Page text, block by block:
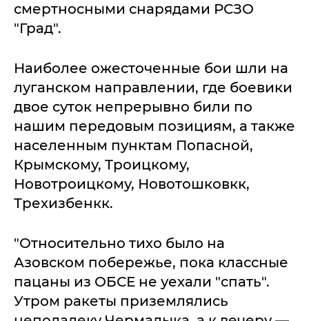
смертносными снарядами РСЗО
"Град".
Наиболее ожесточенные бои шли на
луганском направлении, где боевики
двое суток непрерывно били по
нашим передовым позициям, а также
населенным пунктам Попасной,
Крымскому, Троицкому,
Новотроицкому, Новотошковкк,
Трехизбенкк.
"Относительно тихо было на
Азовском побережье, пока классные
пацаны из ОБСЕ не уехали "спать".
Утром ракеты приземлялись